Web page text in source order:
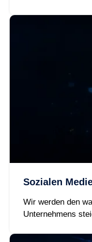
Sozialen
Wir werden den
Unternehmens